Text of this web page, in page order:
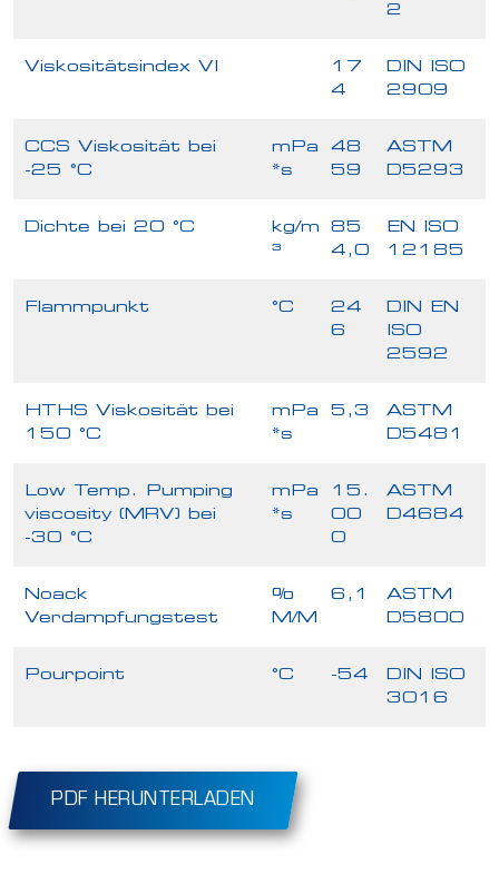
2
Viskositätsindex VI
17
4
DIN ISO
2909
CCS Viskosität bei
-25 °C
mPa
*s
48
59
ASTM
D5293
Dichte bei 20 °C
kg/m
³
85
4,0
EN ISO
12185
Flammpunkt °C
24
6
DIN EN
ISO
2592
HTHS Viskosität bei
150 °C
mPa
*s
5,3
ASTM
D5481
Low Temp. Pumping
viscosity (MRV) bei
-30 °C
mPa
*s
15.
00
0
ASTM
D4684
Noack
Verdampfungstest
%
M/M
6,1
ASTM
D5800
Pourpoint °C -54
DIN ISO
3016
PDF HERUNTERLADEN